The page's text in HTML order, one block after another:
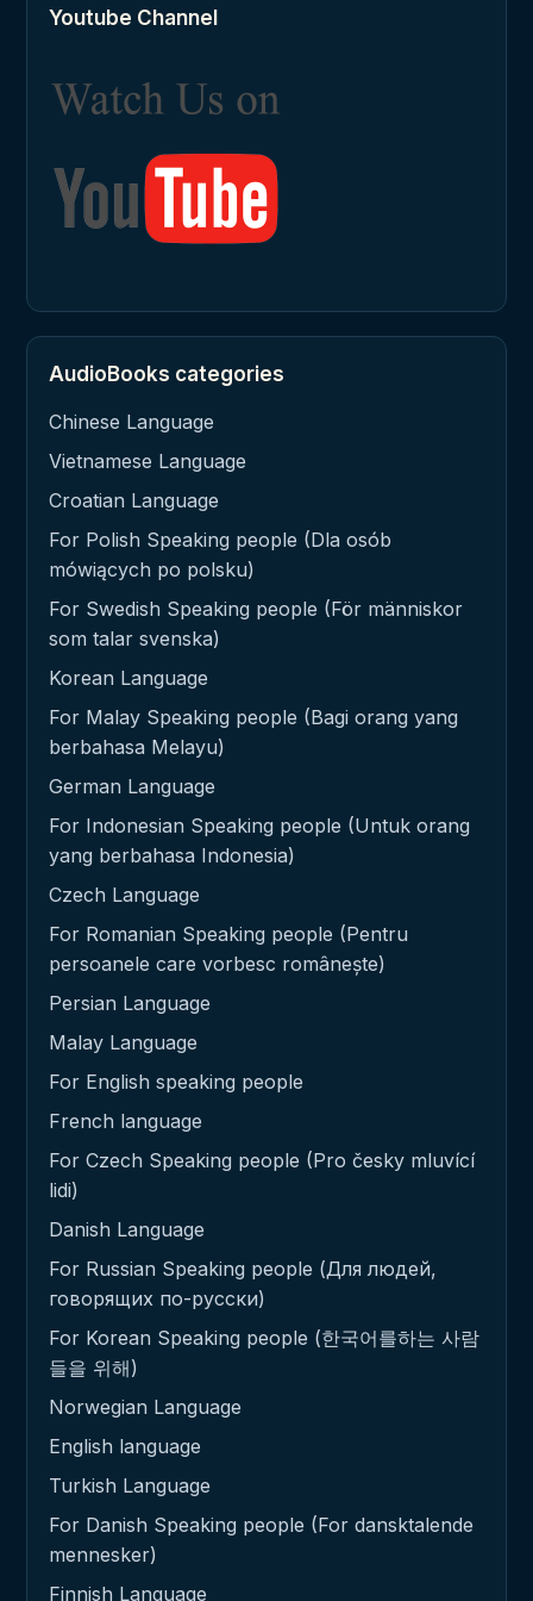
Youtube Channel
AudioBooks categories
Chinese Language
Vietnamese Language
Croatian Language
For Polish Speaking people (Dla osób
mówiących po polsku)
For Swedish Speaking people (För människor
som talar svenska)
Korean Language
For Malay Speaking people (Bagi orang yang
berbahasa Melayu)
German Language
For Indonesian Speaking people (Untuk orang
yang berbahasa Indonesia)
Czech Language
For Romanian Speaking people (Pentru
persoanele care vorbesc românește)
Persian Language
Malay Language
For English speaking people
French language
For Czech Speaking people (Pro česky mluvící
lidi)
Danish Language
For Russian Speaking people (Для людей,
говорящих по-русски)
For Korean Speaking people (한국어를하는 사람
들을 위해)
Norwegian Language
English language
Turkish Language
For Danish Speaking people (For dansktalende
mennesker)
Finnish Language